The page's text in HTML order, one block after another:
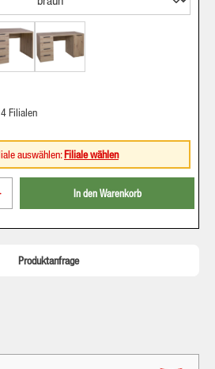
Filialen
auswählen:Filiale wählen
Gib den gewünschten
In den Warenkorb
Produktanfrage